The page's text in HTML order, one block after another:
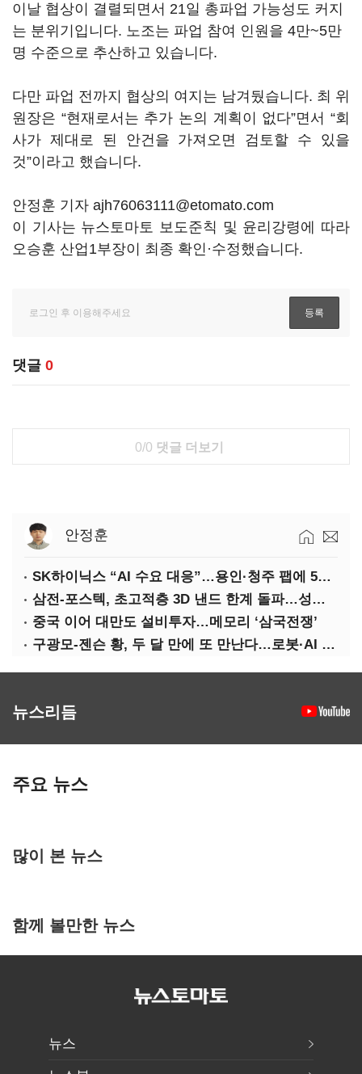
이날 협상이 결렬되면서 21일 총파업 가능성도 커지
는 분위기입니다. 노조는 파업 참여 인원을 4만~5만
명 수준으로 추산하고 있습니다.
다만 파업 전까지 협상의 여지는 남겨뒀습니다. 최 위
원장은 “현재로서는 추가 논의 계획이 없다”면서 “회
사가 제대로 된 안건을 가져오면 검토할 수 있을
것”이라고 했습니다.
안정훈 기자 ajh76063111@etomato.com
이 기사는 뉴스토마토 보도준칙 및 윤리강령에 따라
오승훈 산업1부장이 최종 확인·수정했습니다.
댓글 0
0/0 댓글 더보기
안정훈
SK하이닉스 “AI 수요 대응”…용인·청주 팹에 54조 투자
삼전-포스텍, 초고적층 3D 낸드 한계 돌파…성능·전력효율 개선
중국 이어 대만도 설비투자…메모리 ‘삼국전쟁’
구광모-젠슨 황, 두 달 만에 또 만난다…로봇·AI 등 논의
뉴스리듬
주요 뉴스
많이 본 뉴스
함께 볼만한 뉴스
뉴스